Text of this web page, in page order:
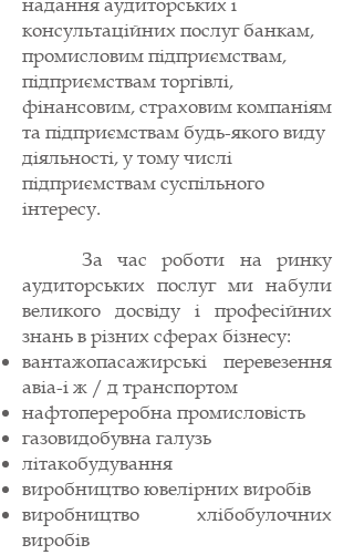
консультаційних послуг банкам,
промисловим підприємствам,
підприємствам торгівлі,
фінансовим, страховим компаніям
та підприємствам будь-якого виду
діяльності, у тому числі
підприємствам суспільного
інтересу.
За час роботи на ринку
аудиторських послуг ми набули
великого досвіду і професійних
знань в різних сферах бізнесу:
вантажопасажирські перевезення
авіа-і ж / д транспортом
нафтопереробна промисловість
газовидобувна галузь
літакобудування
виробництво ювелірних виробів
виробництво хлібобулочних
виробів